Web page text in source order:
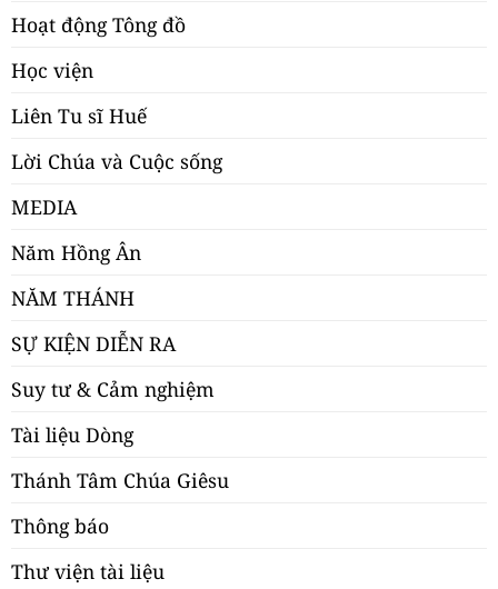
Hoạt động Tông đồ
Học viện
Liên Tu sĩ Huế
Lời Chúa và Cuộc sống
MEDIA
Năm Hồng Ân
NĂM THÁNH
SỰ KIỆN DIỄN RA
Suy tư & Cảm nghiệm
Tài liệu Dòng
Thánh Tâm Chúa Giêsu
Thông báo
Thư viện tài liệu